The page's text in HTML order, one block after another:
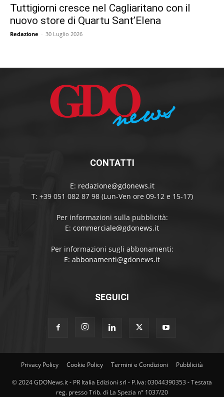
Tuttigiorni cresce nel Cagliaritano con il
nuovo store di Quartu Sant’Elena
Redazione - 30 Luglio 2026
CONTATTI
E: redazione@gdonews.it
T: +39 051 082 87 98 (Lun-Ven ore 09-12 e 15-17)
Per informazioni sulla pubblicità:
E: commerciale@gdonews.it
Per informazioni sugli abbonamenti:
E: abbonamenti@gdonews.it
SEGUICI
Privacy Policy Cookie Policy Termini e Condizioni Pubblicità
© 2024 GDONews.it - PR Italia Edizioni srl - P.Iva: 03044390353 - Testata
reg. presso Trib. di La Spezia n° 1037/20